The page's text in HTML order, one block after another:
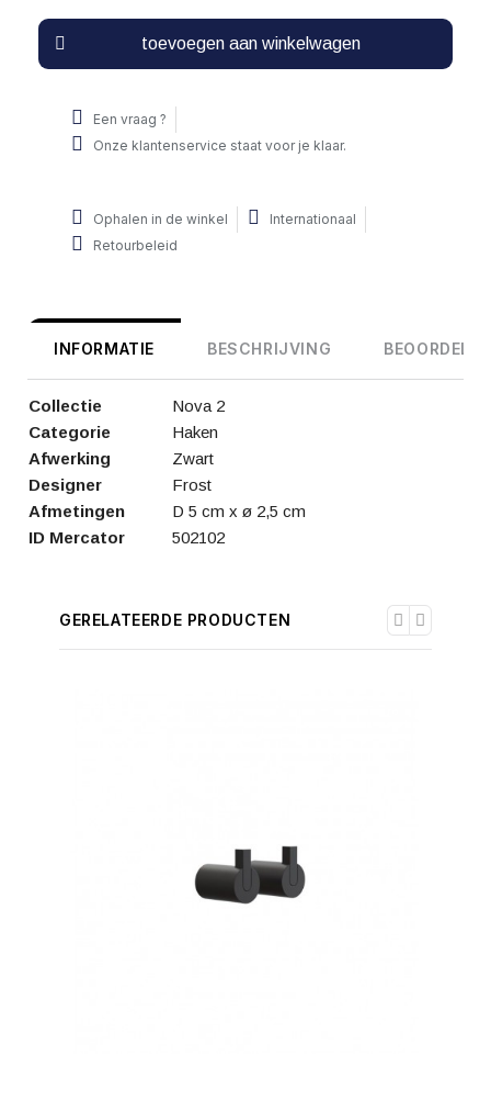
toevoegen aan winkelwagen
Een vraag ?
Onze klantenservice staat voor je klaar.
Ophalen in de winkel
Internationaal
Retourbeleid
INFORMATIE BESCHRIJVING
Collectie
Nova 2
Categorie
Haken
Afwerking
Zwart
Designer
Frost
Afmetingen
D 5 cm x ø 2,5 cm
ID Mercator
502102
GERELATEERDE PRODUCTEN